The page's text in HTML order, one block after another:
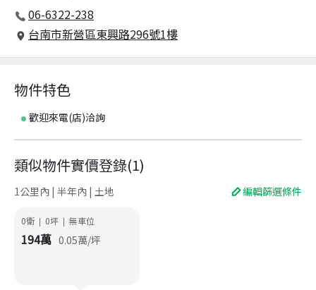
06-6322-238
台南市新營區東興路296號1樓
物件特色
歡迎來電(店)洽詢
類似物件實價登錄(1)
1公里內 | 半年內 | 土地 編輯篩選條件
0衛 | 0坪 | 無車位
194萬 0.05萬/坪